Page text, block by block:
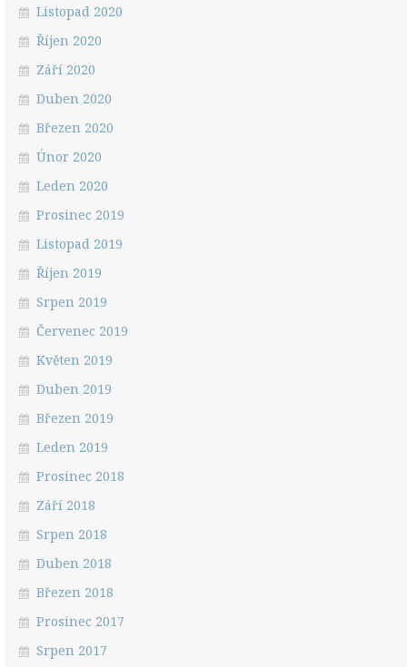
Listopad 2020
Říjen 2020
Září 2020
Duben 2020
Březen 2020
Únor 2020
Leden 2020
Prosinec 2019
Listopad 2019
Říjen 2019
Srpen 2019
Červenec 2019
Květen 2019
Duben 2019
Březen 2019
Leden 2019
Prosinec 2018
Září 2018
Srpen 2018
Duben 2018
Březen 2018
Prosinec 2017
Srpen 2017